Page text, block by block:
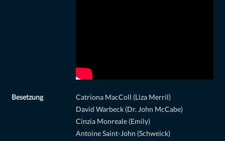
Besetzung
Catriona MacColl (Liza Merril)
David Warbeck (Dr. John McCabe)
Cinzia Monreale (Emily)
Antoine Saint-John (Schweick)